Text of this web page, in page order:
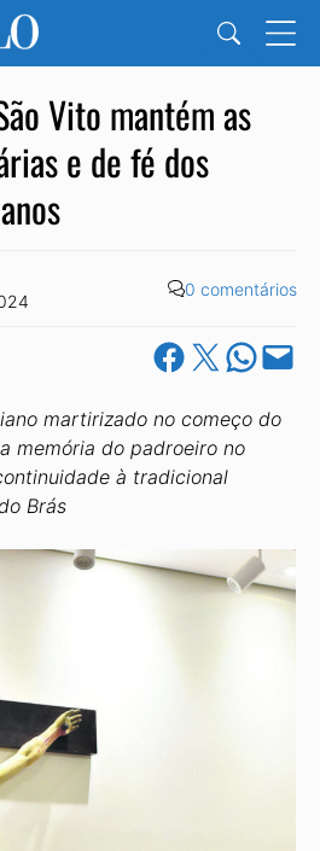
Vito mantém as
e de fé dos
0 comentários
Share on Facebook
Share on X Share on
Email this
martirizado no começo do
memória do padroeiro no
à tradicional
Brás